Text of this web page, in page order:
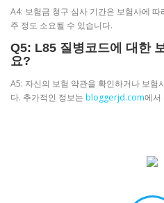
A4: 보험금 청구 심사 기간은 보험사에
주 정도 소요될 수 있습니다.
Q5: L85 질병코드에 대한
요?
A5: 자신의 보험 약관을 확인하거나 보험
다. 추가적인 정보는 bloggerjd.com에서